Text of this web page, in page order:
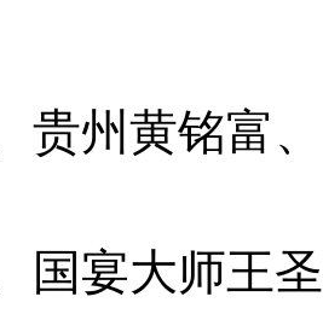
贵州黄铭富
国宴大师王